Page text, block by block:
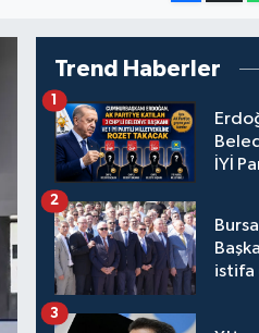
Trend Haberler
İYİ
1
istifa
2
3